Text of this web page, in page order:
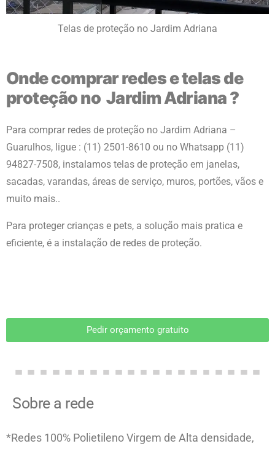
Telas de proteção no Jardim Adriana
Onde comprar redes e telas de
proteção no Jardim Adriana ?
Para comprar redes de proteção no Jardim Adriana –
Guarulhos, ligue : (11) 2501-8610 ou no Whatsapp (11)
94827-7508, instalamos telas de proteção em janelas,
sacadas, varandas, áreas de serviço, muros, portões, vãos e
muito mais..
Para proteger crianças e pets, a solução mais pratica e
eficiente, é a instalação de redes de proteção.
Pedir orçamento gratuito
Sobre a rede
*Redes 100% Polietileno Virgem de Alta densidade,